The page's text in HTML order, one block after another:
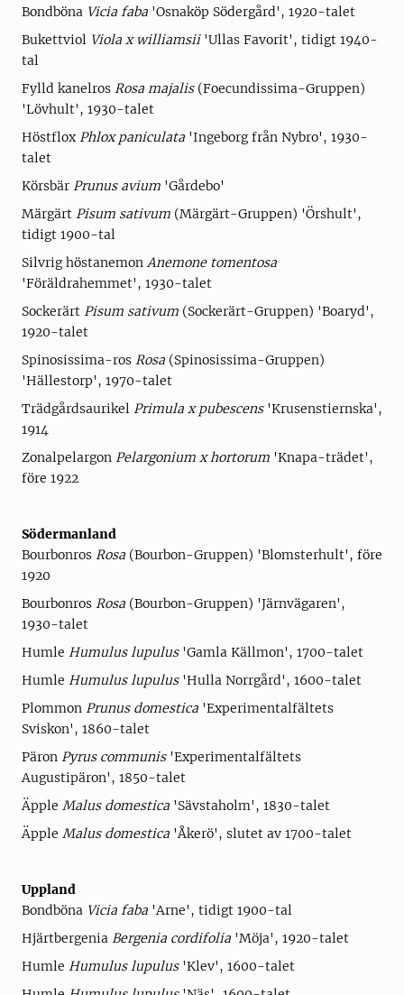
Bondböna Vicia faba 'Osnaköp Södergård', 1920-talet
Bukettviol Viola x williamsii'Ullas Favorit', tidigt 1940-
tal
Fylld kanelros Rosa majalis(Foecundissima-Gruppen)
'Lövhult', 1930-talet
Höstflox Phlox paniculata 'Ingeborg från Nybro', 1930-
talet
Körsbär Prunus avium 'Gårdebo'
Märgärt Pisum sativum (Märgärt-Gruppen) 'Örshult',
tidigt 1900-tal
Silvrig höstanemon Anemone tomentosa
'Föräldrahemmet', 1930-talet
Sockerärt Pisum sativum (Sockerärt-Gruppen) 'Boaryd',
1920-talet
Spinosissima-ros Rosa (Spinosissima-Gruppen)
'Hällestorp', 1970-talet
Trädgårdsaurikel Primula x pubescens 'Krusenstiernska',
1914
Zonalpelargon Pelargonium x hortorum 'Knapa-trädet',
före 1922
Södermanland
Bourbonros Rosa (Bourbon-Gruppen) 'Blomsterhult', före
1920
Bourbonros Rosa (Bourbon-Gruppen) 'Järnvägaren',
1930-talet
Humle Humulus lupulus'Gamla Källmon', 1700-talet
Humle Humulus lupulus'Hulla Norrgård', 1600-talet
Plommon Prunus domestica 'Experimentalfältets
Sviskon', 1860-talet
Päron Pyrus communis'Experimentalfältets
Augustipäron', 1850-talet
Äpple Malus domestica 'Sävstaholm', 1830-talet
Äpple Malus domestica 'Åkerö', slutet av 1700-talet
Uppland
Bondböna Vicia faba 'Arne', tidigt 1900-tal
Hjärtbergenia Bergenia cordifolia 'Möja', 1920-talet
Humle Humulus lupulus'Klev', 1600-talet